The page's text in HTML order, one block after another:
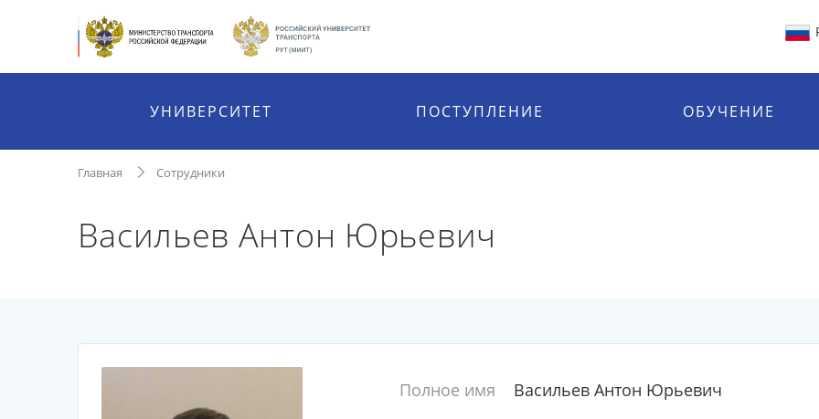
УНИВЕРСИТЕТ ПОСТУПЛЕНИЕ ОБУЧЕНИЕ
Главная Сотрудники
Васильев Антон Юрьевич
Полное имя
Васильев Антон Юрьевич